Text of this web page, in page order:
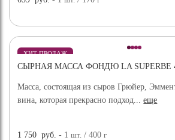
ХИТ ПРОДАЖ
СЫРНАЯ МАССА ФОНДЮ LA SUPERBE
Масса, состоящая из сыров Грюйер,
вина, которая прекрасно подход...еще
1 750 руб. - 1шт. / 400г